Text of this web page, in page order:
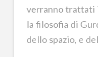
verranno trattati
la filosofia di
dello spazio, e